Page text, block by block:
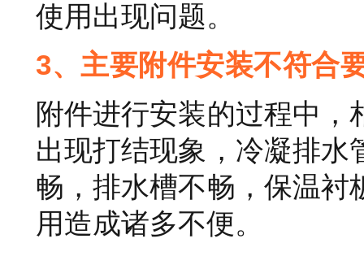
使用出现问题。
3、主要附件安装不符合
附件进行安装的过程中
出现打结现象，冷凝排水
畅，排水槽不畅，保温衬
用造成诸多不便。